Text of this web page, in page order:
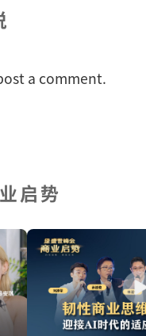
a comment.
启势